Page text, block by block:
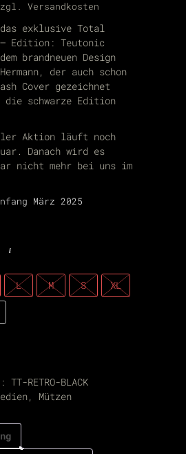
Versandkosten
exklusive Total
Edition: Teutonic
brandneuen Design
der auch schon
Cover gezeichnet
schwarze Edition
Aktion läuft noch
Danach wird es
nicht mehr bei uns im
März 2025
L M S XL
TT-RETRO-BLACK
, Mützen